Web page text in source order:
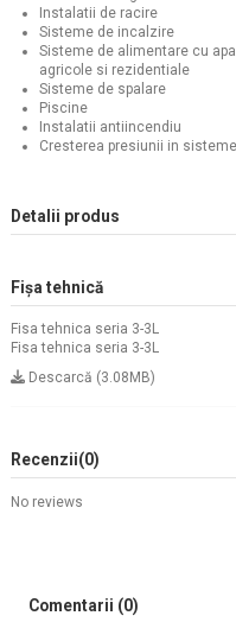
Instalatii de racire
Sisteme de incalzire
Sisteme de alimentare cu
agricole si rezidentiale
Sisteme de spalare
Piscine
Instalatii antiincendiu
Cresterea presiunii in
Detalii produs
Fișa tehnică
Fisa tehnica seria 3-3L
Fisa tehnica seria 3-3L
Descarcă (3.08MB)
Recenzii(0)
No reviews
Comentarii (0)